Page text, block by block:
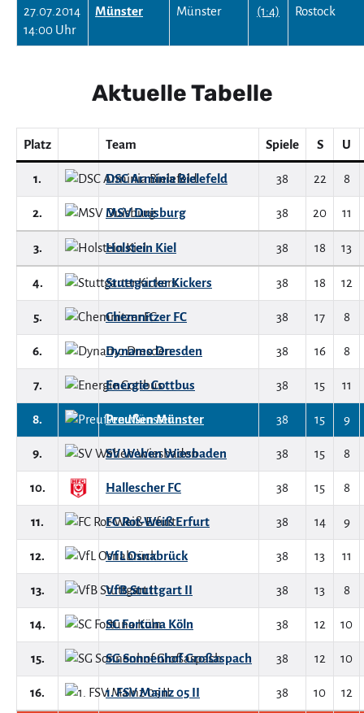
27.07.2014
14:00 Uhr
Münster
(1:4)
Aktuelle Tabelle
Platz Team Spiele S U
1. DSC Arminia Bielefeld 38 22 8
2. MSV Duisburg 38 20 11
3. Holstein Kiel 38 18 13
4. Stuttgarter Kickers 38 18 12
5. Chemnitzer FC 38 17 8
6. Dynamo Dresden 38 16 8
7. Energie Cottbus 38 15 11
8. Preußen Münster 38 15 9
9. SV Wehen Wiesbaden 38 15 8
10. Hallescher FC 38 15 8
11. FC Rot-Weiß Erfurt 38 14 9
12. VfL Osnabrück 38 13 11
13. VfB Stuttgart II 38 13 8
14. SC Fortuna Köln 38 12 10
15. SG Sonnenhof Großaspach 38 12 10
16. 1. FSV Mainz 05 II 38 10 12